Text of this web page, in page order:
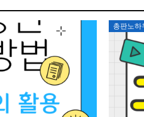
총판노하
Posted
on